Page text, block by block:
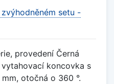
setu -
provedení Černá
koncovka s
otočná o 360 °.